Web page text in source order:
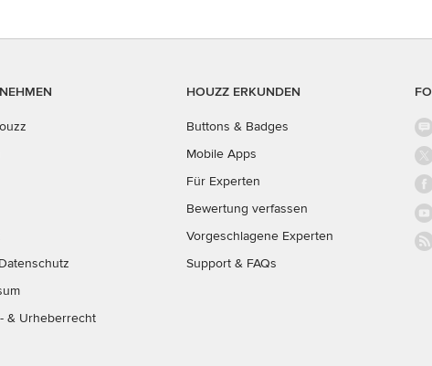
Datenschutz
& Urheberrecht
HOUZZ ERKUNDEN
Buttons & Badges
Mobile Apps
Für Experten
Bewertung verfassen
Vorgeschlagene Experten
Support & FAQs